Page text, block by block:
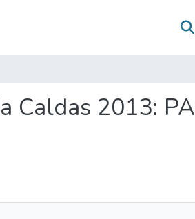
Caldas 2013: PA